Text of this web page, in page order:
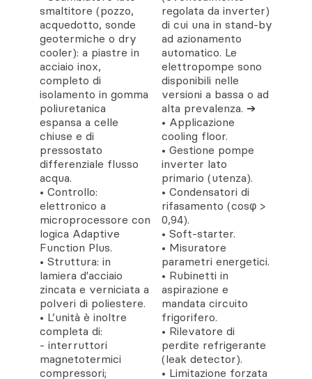
smaltitore (pozzo,
acquedotto, sonde
geotermiche o dry
cooler): a piastre in
acciaio inox,
completo di
isolamento in gomma
poliuretanica
espansa a celle
chiuse e di
pressostato
differenziale flusso
acqua.
• Controllo:
elettronico a
microprocessore con
logica Adaptive
Function Plus.
• Struttura: in
lamiera d'acciaio
zincata e verniciata a
polveri di poliestere.
• L’unità è inoltre
completa di:
- interruttori
magnetotermici
compressori;
regolata da inverter)
di cui una in stand-by
ad azionamento
automatico. Le
elettropompe sono
disponibili nelle
versioni a bassa o ad
alta prevalenza. ➔
• Applicazione
cooling floor.
• Gestione pompe
inverter lato
primario (utenza).
• Condensatori di
rifasamento (cosφ >
0,94).
• Soft-starter.
• Misuratore
parametri energetici.
• Rubinetti in
aspirazione e
mandata circuito
frigorifero.
• Rilevatore di
perdite refrigerante
(leak detector).
• Limitazione forzata